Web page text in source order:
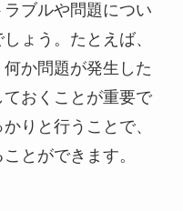
ブルや問題につい
ょう。たとえば、
か問題が発生した
おくことが重要で
りと行うことで、
とができます。